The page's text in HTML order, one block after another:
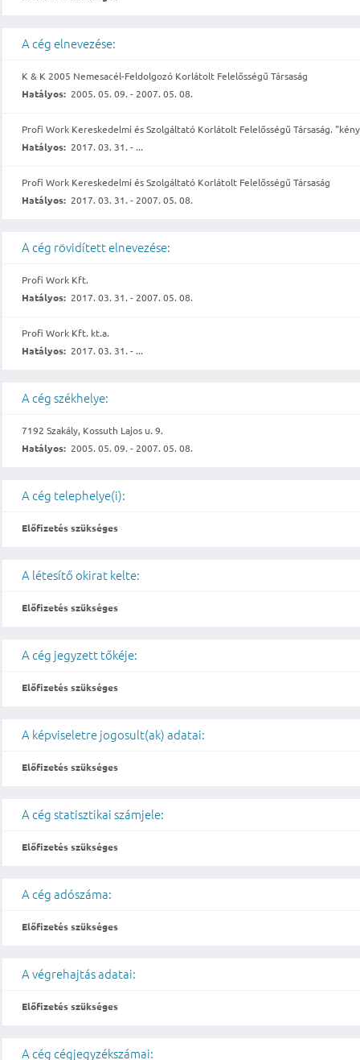
A cég elnevezése:
K & K 2005 Nemesacél-Feldolgozó Korlátolt Felelősségű Társaság
Hatályos: 2005. 05. 09. - 2007. 05. 08.
Profi Work Kereskedelmi és Szolgáltató Korlátolt Felelősségű Társaság.
Hatályos: 2017. 03. 31. - ...
Profi Work Kereskedelmi és Szolgáltató Korlátolt Felelősségű Társaság
Hatályos: 2017. 03. 31. - 2007. 05. 08.
A cég rövidített elnevezése:
Profi Work Kft.
Hatályos: 2017. 03. 31. - 2007. 05. 08.
Profi Work Kft. kt.a.
Hatályos: 2017. 03. 31. - ...
A cég székhelye:
7192 Szakály, Kossuth Lajos u. 9.
Hatályos: 2005. 05. 09. - 2007. 05. 08.
A cég telephelye(i):
Előfizetés szükséges
A létesítő okirat kelte:
Előfizetés szükséges
A cég jegyzett tőkéje:
Előfizetés szükséges
A képviseletre jogosult(ak) adatai:
Előfizetés szükséges
A cég statisztikai számjele:
Előfizetés szükséges
A cég adószáma:
Előfizetés szükséges
A végrehajtás adatai:
Előfizetés szükséges
A cég cégjegyzékszámai: